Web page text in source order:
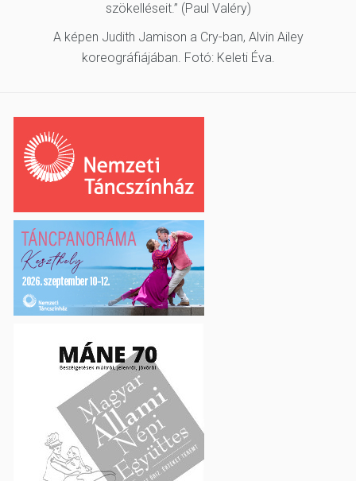
szökelléseit.” (Paul Valéry)
A képen Judith Jamison a Cry-ban, Alvin Ailey
koreográfiájában. Fotó: Keleti Éva.